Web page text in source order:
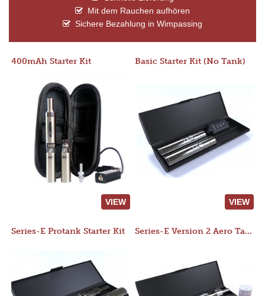
Mit dem Rauchen aufhören
Sichere Bezahlung in Wimpassing
400mAh Starter Kit
VIEW
Basic Starter Kit (No Tank)
VIEW
Series-E Protank Starter Kit Series-E Version 2 Aero Tank Starter Kit